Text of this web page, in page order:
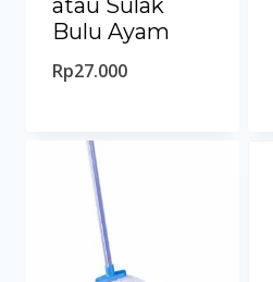
atau Sulak
Bulu Ayam
Rp27.000